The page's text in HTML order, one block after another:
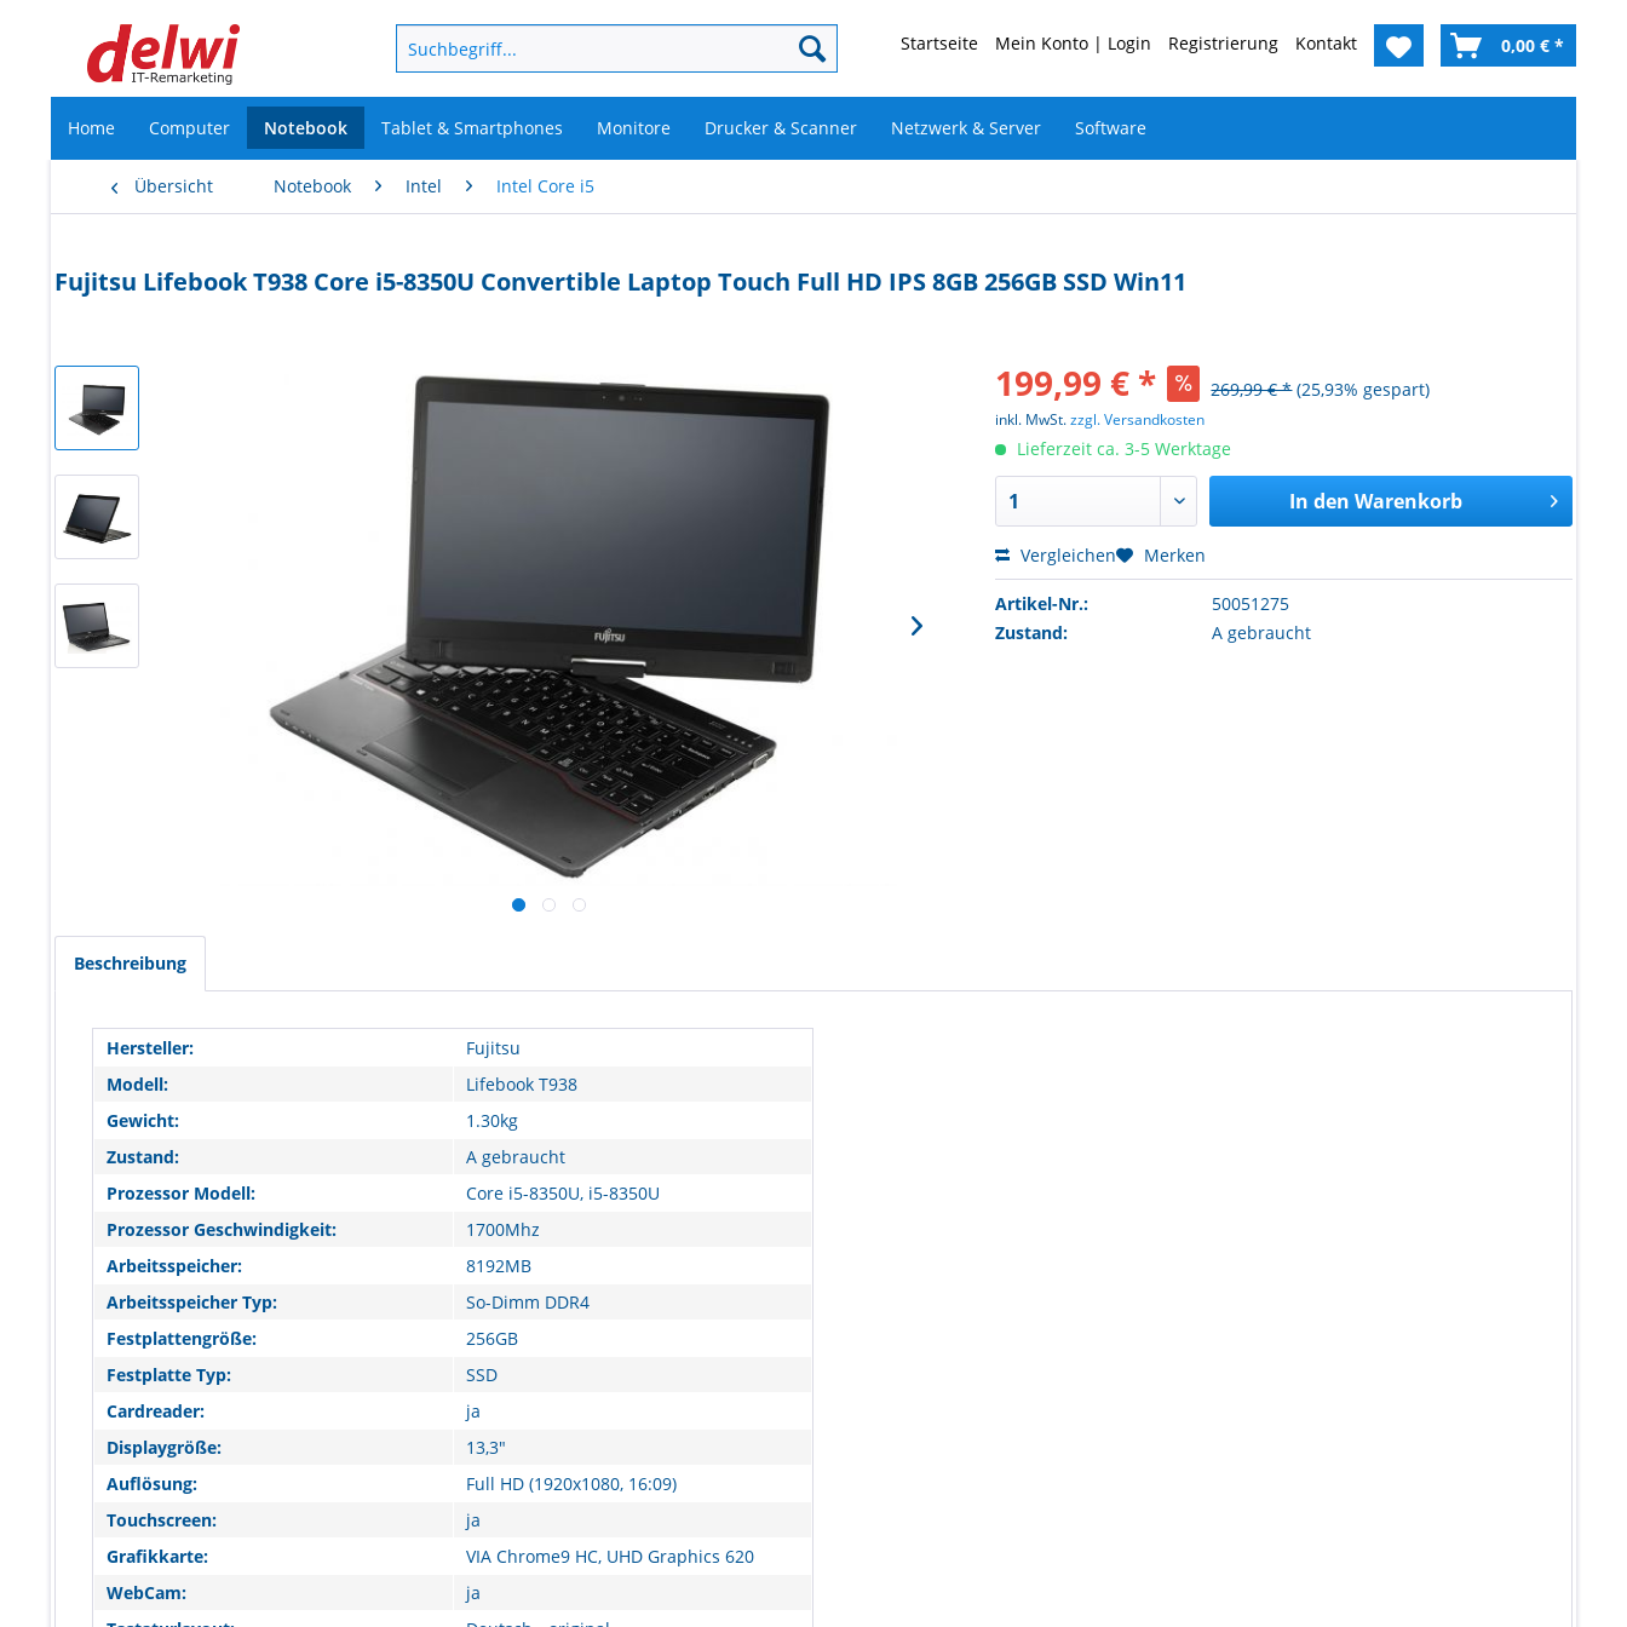
Startseite Mein Konto | Login Registrierung Kontakt 0,00 € *
Home Computer Notebook Tablet & Smartphones Monitore Drucker & Scanner Netzwerk & Server Software
Übersicht Notebook Intel Intel Core i5
Fujitsu Lifebook T938 Core i5-8350U Convertible Laptop Touch Full HD IPS 8GB 256GB SSD Win11
199,99 € * 269,99 € * (25,93% gespart)
inkl. MwSt.zzgl. Versandkosten
Lieferzeit ca. 3-5 Werktage
In den Warenkorb
Vergleichen Merken
Artikel-Nr.:
50051275
Zustand:
A gebraucht
Beschreibung
Hersteller:
Fujitsu
Modell:
Lifebook T938
Gewicht:
1.30kg
Zustand:
A gebraucht
Prozessor Modell:
Core i5-8350U, i5-8350U
Prozessor Geschwindigkeit:
1700Mhz
Arbeitsspeicher:
8192MB
Arbeitsspeicher Typ:
So-Dimm DDR4
Festplattengröße:
256GB
Festplatte Typ:
SSD
Cardreader:
ja
Displaygröße:
13,3"
Auflösung:
Full HD (1920x1080, 16:09)
Touchscreen:
ja
Grafikkarte:
VIA Chrome9 HC, UHD Graphics 620
WebCam:
ja